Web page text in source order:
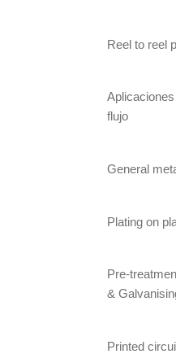
Reel to reel
flujo
General
Plating on
Pre-
&
Printed